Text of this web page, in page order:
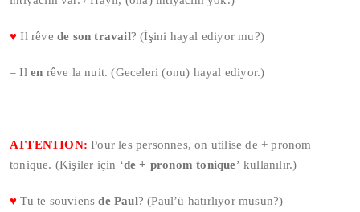
♥Il rêvede son travail? (İşini hayal ediyor mu?)
– Il en rêve la nuit. (Geceleri (onu) hayal ediyor.)
ATTENTION: Pour les personnes, on utilise de + pronom
tonique. (Kişiler için ‘de + pronom tonique’ kullanılır.)
♥ Tu te souviensde Paul? (Paul’ü hatırlıyor musun?)